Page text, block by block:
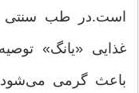
است.در طب سنتی
غذایی «یانگ»
باعث گرمی